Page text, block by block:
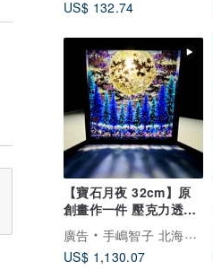
US$ 132.74
【寶石月夜 32cm】原
創畫作一件 壓克力透明
藝術 陰影畫作 居家裝飾
滿月 繪畫 夜空 星空
廣告
手嶋智子 北海道彩虹畫家
US$ 1,130.07